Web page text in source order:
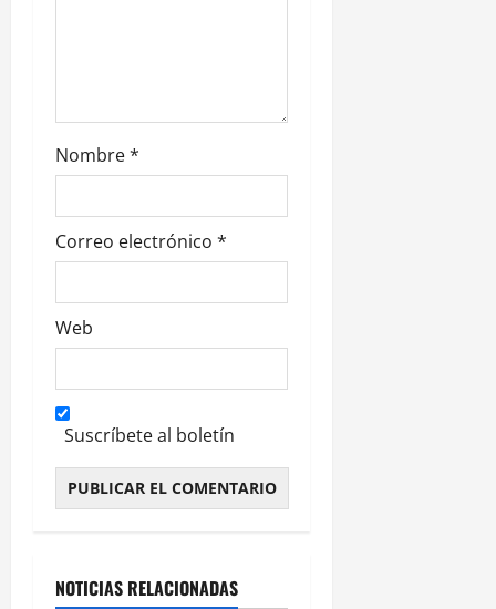
a
s
Nombre*
Correo electrónico *
Web
Suscríbete al boletín
NOTICIAS RELACIONADAS